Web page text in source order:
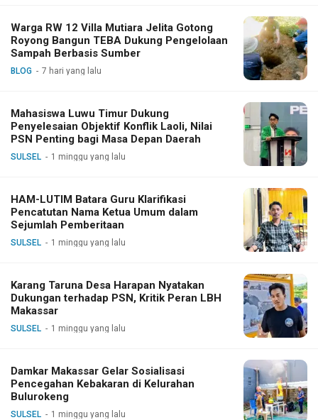
Warga RW 12 Villa Mutiara Jelita Gotong
Royong Bangun TEBA Dukung Pengelolaan
Sampah Berbasis Sumber
BLOG 7 hari yang lalu
Mahasiswa Luwu Timur Dukung
Penyelesaian Objektif Konflik Laoli, Nilai
PSN Penting bagi Masa Depan Daerah
SULSEL 1 minggu yang lalu
HAM-LUTIM Batara Guru Klarifikasi
Pencatutan Nama Ketua Umum dalam
Sejumlah Pemberitaan
SULSEL 1 minggu yang lalu
Karang Taruna Desa Harapan Nyatakan
Dukungan terhadap PSN, Kritik Peran LBH
Makassar
SULSEL 1 minggu yang lalu
Damkar Makassar Gelar Sosialisasi
Pencegahan Kebakaran di Kelurahan
Bulurokeng
SULSEL 1 minggu yang lalu